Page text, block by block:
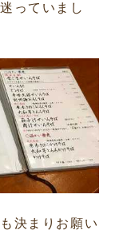
っていまし
決まりお願い